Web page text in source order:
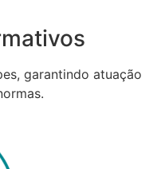
garantindo atuação